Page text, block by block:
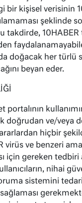
bir kişisel verisinin
şeklinde
takdirde, 10HABER
doğacak her türlü
beyan eder.
portalının
doğrudan ve/veya
hiçbir
virüs ve benzeri
için gereken tedbiri
nihai
sistemini